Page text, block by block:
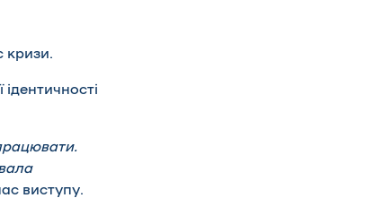
кризи.
виступу.